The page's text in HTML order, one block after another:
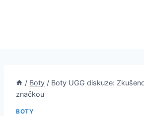
/ Boty / Boty UGG diskuze:
značkou
BOTY